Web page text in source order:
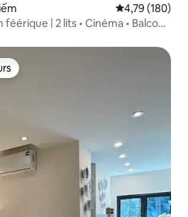
Évaluation
4,79 (180)
féérique | 2 lits • Cinéma • Balcon